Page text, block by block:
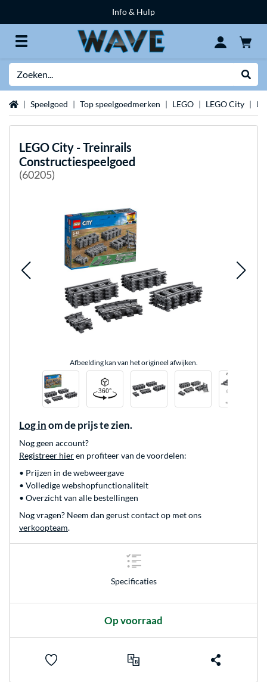
Info & Hulp
HomeSpeelgoed Top speelgoedmerken LEGO LEGO City
LEGOCity - Treinrails
Constructiespeelgoed
(60205)
Afbeelding kan van het origineel afwijken.
Log in om de prijs te zien.
Nog geen account?
Registreer hieren profiteer van de voordelen:
• Prijzen in de webweergave
• Volledige webshopfunctionaliteit
• Overzicht van alle bestellingen
Nog vragen? Neem dan gerust contact op met ons
verkoopteam.
Specificaties
Op voorraad